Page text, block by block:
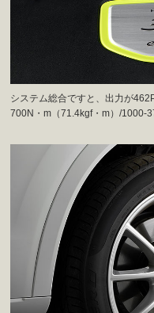
システム総合ですと、出力が
700N・m（71.4kgf・m）/1000-